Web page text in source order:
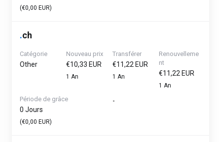
(€0,00 EUR)
.ch
Catégorie
Other
Nouveau prix
€10,33 EUR
1 An
Transférer
€11,22 EUR
1 An
Renouvelleme
nt
€11,22 EUR
1 An
Période de grâce
0 Jours
(€0,00 EUR)
-